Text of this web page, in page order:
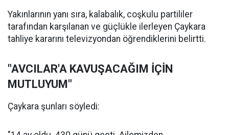
Yakınlarının yanı sıra, kalabalık, coşkulu partililer
tarafından karşılanan ve güçlükle ilerleyen Çaykara
tahliye kararını televizyondan öğrendiklerini belirtti.
"AVCILAR'A KAVUŞACAĞIM İÇİN
MUTLUYUM"
Çaykara şunları söyledi: